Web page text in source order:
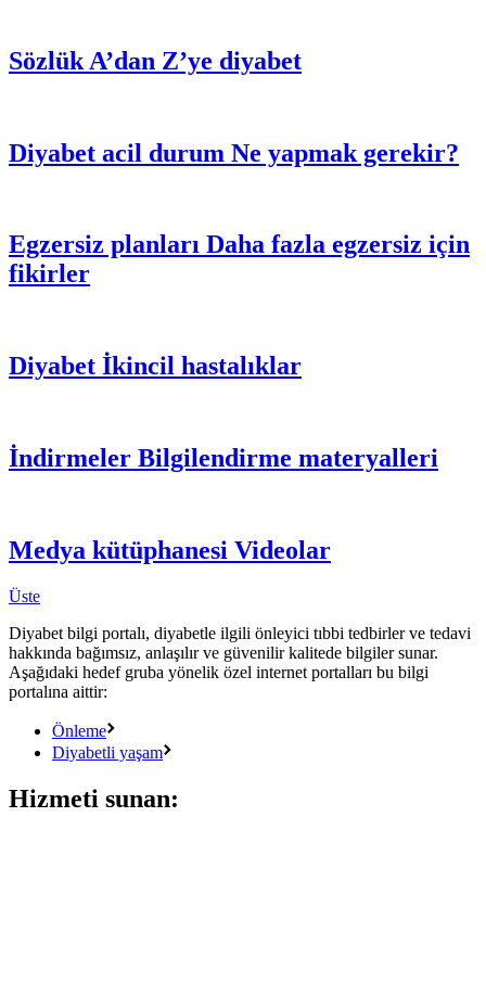
Sözlük A’dan Z’ye diyabet
Diyabet acil durum Ne yapmak gerekir?
Egzersiz planları Daha fazla egzersiz için
fikirler
Diyabet İkincil hastalıklar
İndirmeler Bilgilendirme materyalleri
Medya kütüphanesi Videolar
Üste
Diyabet bilgi portalı, diyabetle ilgili önleyici tıbbi tedbirler ve tedavi
hakkında bağımsız, anlaşılır ve güvenilir kalitede bilgiler sunar.
Aşağıdaki hedef gruba yönelik özel internet portalları bu bilgi
portalına aittir:
Önleme
Diyabetli yaşam
Hizmeti sunan: